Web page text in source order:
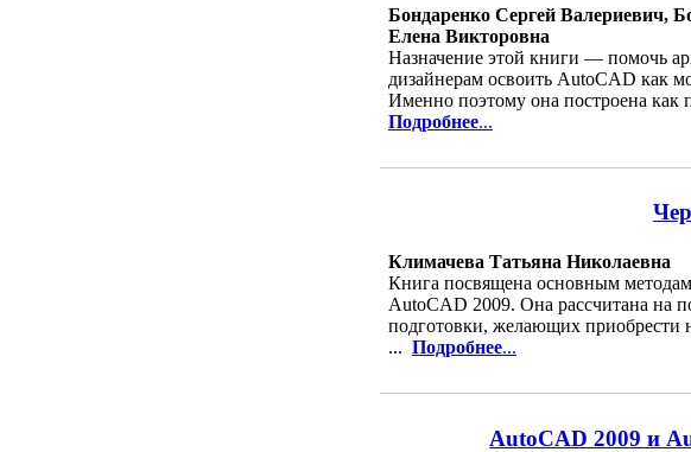
Бондаренко Сергей Валериевич,
Елена Викторовна
Назначение этой книги — помочь
дизайнерам освоить AutoCAD как
Именно поэтому она построена как
Подробнее...
Климачева Татьяна Николаевна
Книга посвящена основным
AutoCAD 2009. Она рассчитана на
подготовки, желающих приобрести
... Подробнее...
AutoCAD 2009 и